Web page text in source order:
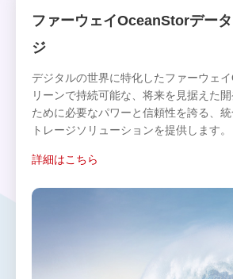
ファーウェイOceanStorデー
ジ
デジタルの世界に特化したファーウェ
リーンで持続可能な、将来を見据えた
ために必要なパワーと信頼性を誇る、
トレージソリューションを提供します。
詳細はこちら